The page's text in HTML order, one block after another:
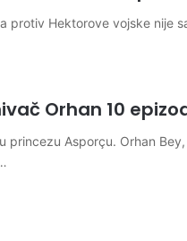
protiv Hektorove vojske nije
Orhan 10
princezu Asporçu. Orhan